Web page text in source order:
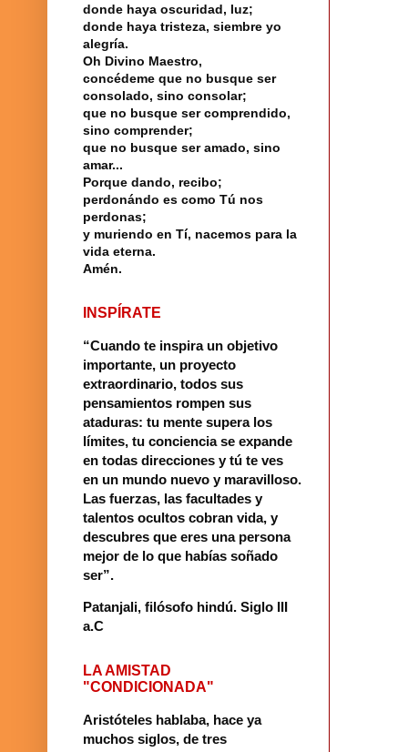
donde haya oscuridad, luz;
donde haya tristeza, siembre yo
alegría.
Oh Divino Maestro,
concédeme que no busque ser
consolado, sino consolar;
que no busque ser comprendido,
sino comprender;
que no busque ser amado, sino
amar...
Porque dando, recibo;
perdonándo es como Tú nos
perdonas;
y muriendo en Tí, nacemos para la
vida eterna.
Amén.
INSPÍRATE
“Cuando te inspira un objetivo
importante, un proyecto
extraordinario, todos sus
pensamientos rompen sus
ataduras: tu mente supera los
límites, tu conciencia se expande
en todas direcciones y tú te ves
en un mundo nuevo y maravilloso.
Las fuerzas, las facultades y
talentos ocultos cobran vida, y
descubres que eres una persona
mejor de lo que habías soñado
ser”.
Patanjali, filósofo hindú. Siglo III
a.C
LA AMISTAD
"CONDICIONADA"
Aristóteles hablaba, hace ya
muchos siglos, de tres